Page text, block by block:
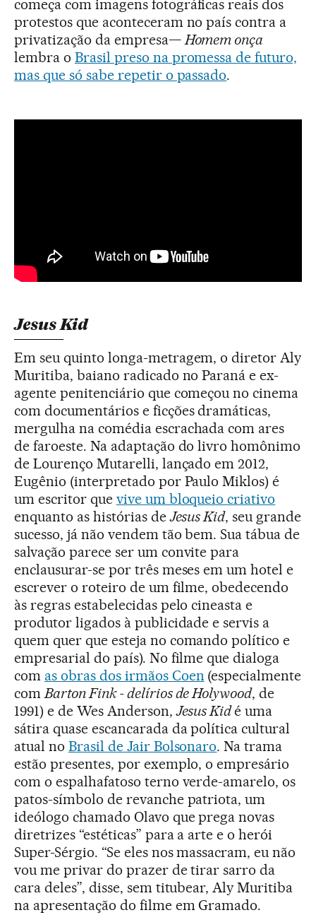
começa com imagens fotográficas reais dos
protestos que aconteceram no país contra a
privatização da empresa—Homem onça
lembra o Brasil preso na promessa de futuro,
mas que só sabe repetir o passado.
Jesus Kid
Em seu quinto longa-metragem, o diretor Aly
Muritiba, baiano radicado no Paraná e ex-
agente penitenciário que começou no cinema
com documentários e ficções dramáticas,
mergulha na comédia escrachada com ares
de faroeste. Na adaptação do livro homônimo
de Lourenço Mutarelli, lançado em 2012,
Eugênio (interpretado por Paulo Miklos) é
um escritor que vive um bloqueio criativo
enquanto as histórias deJesus Kid, seu grande
sucesso, já não vendem tão bem. Sua tábua de
salvação parece ser um convite para
enclausurar-se por três meses em um hotel e
escrever o roteiro de um filme, obedecendo
às regras estabelecidas pelo cineasta e
produtor ligados à publicidade e servis a
quem quer que esteja no comando político e
empresarial do país). No filme que dialoga
com as obras dos irmãos Coen (especialmente
comBarton Fink - delírios de Holywood, de
1991) e de Wes Anderson,Jesus Kidé uma
sátira quase escancarada da política cultural
atual no Brasil de Jair Bolsonaro. Na trama
estão presentes, por exemplo, o empresário
com o espalhafatoso terno verde-amarelo, os
patos-símbolo de revanche patriota, um
ideólogo chamado Olavo que prega novas
diretrizes “estéticas” para a arte e o herói
Super-Sérgio. “Se eles nos massacram, eu não
vou me privar do prazer de tirar sarro da
cara deles”, disse, sem titubear, Aly Muritiba
na apresentação do filme em Gramado.